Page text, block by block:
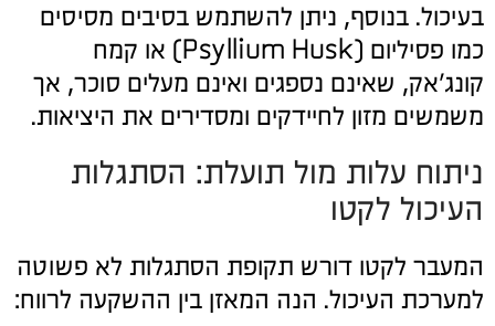
בעיכול. בנוסף, ניתן להשתמש בסיבים מסיסים
כמו פסיליום (Psyllium Husk) או קמח
קונג'אק, שאינם נספגים ואינם מעלים סוכר, אך
משמשים מזון לחיידקים ומסדירים את היציאות.
ניתוח עלות מול תועלת: הסתגלות
העיכול לקטו
המעבר לקטו דורש תקופת הסתגלות לא פשוטה
למערכת העיכול. הנה המאזן בין ההשקעה לרווח: